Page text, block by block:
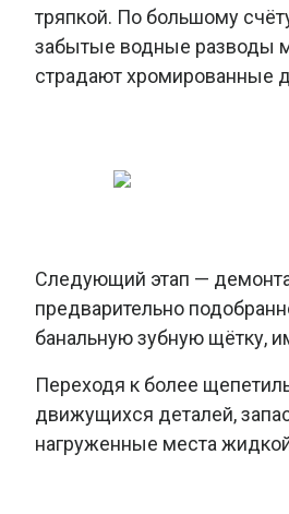
тряпкой. По большому
забытые водные разводы
страдают хромированные
Следующий этап —
предварительно
банальную зубную щётку,
Переходя к более
движущихся деталей,
нагруженные места